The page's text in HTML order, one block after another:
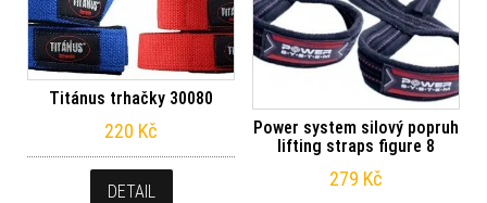
Titánus trhačky 30080
220 Kč
DETAIL
Power system silový popruh
lifting straps figure 8
279 Kč